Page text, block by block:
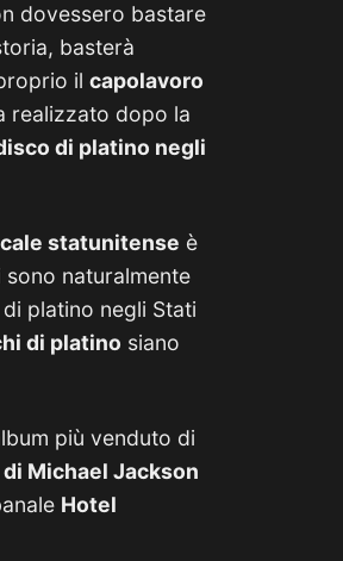
dovessero bastare
basterà
il capolavoro
realizzato dopo la
di platino negli
statunitense è
naturalmente
platino negli Stati
di platino siano
più venduto di
Michael Jackson
Hotel